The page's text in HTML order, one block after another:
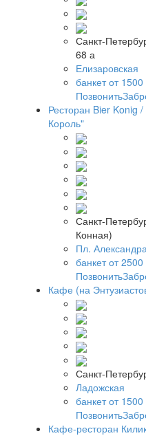
Санкт-
68 а
Елизаровская
банкет от 1500
Позвонить
Ресторан Bier Konig
Король"
Санкт-
Конная)
Пл.
банкет от 2500
Позвонить
Кафе (на
Санкт-
Ладожская
банкет от 1500
Позвонить
Кафе-ресторан